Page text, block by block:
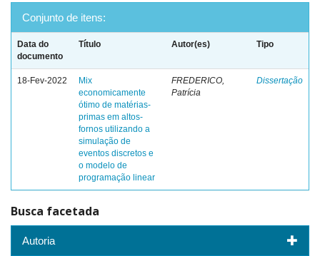
Conjunto de itens:
Data do
documento
Título Autor(es) Tipo
18-Fev-2022
Mix
economicamente
ótimo de matérias-
primas em altos-
fornos utilizando a
simulação de
eventos discretos e
o modelo de
programação linear
FREDERICO,
Patrícia
Dissertação
Busca facetada
Autoria